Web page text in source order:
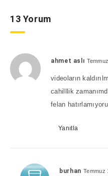
13 Yorum
ahmet aslı
videoların
cahilllik
felan
Yanıtla
burhan Temmuz